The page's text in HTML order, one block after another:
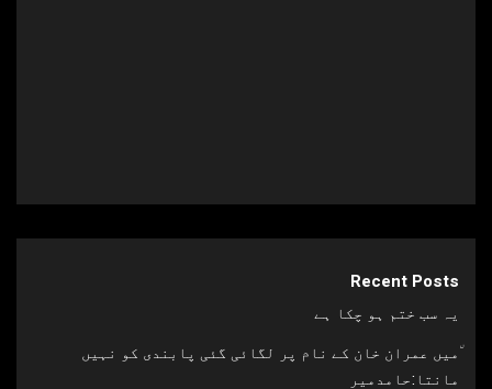
Recent Posts
یہ سب ختم ہو چکا ہے
٘میں عمران خان کے نام پر لگائی گئی پابندی کو نہیں
مانتا:حامدمیر